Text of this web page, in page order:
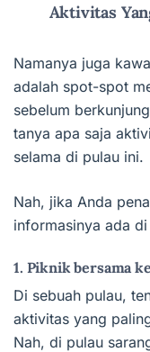
Aktivitas
Namanya juga
adalah spot-spot
sebelum
tanya apa saja
selama di pulau ini.
Nah, jika Anda
informasinya ada
1. Piknik bersama
Di sebuah pulau,
aktivitas yang
Nah, di pulau